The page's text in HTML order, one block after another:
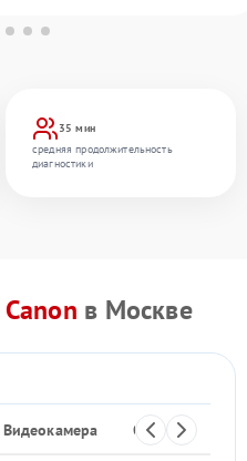
35 мин
средняя продолжительность
диагностики
Canon в Москве
Видеокамера Объектив